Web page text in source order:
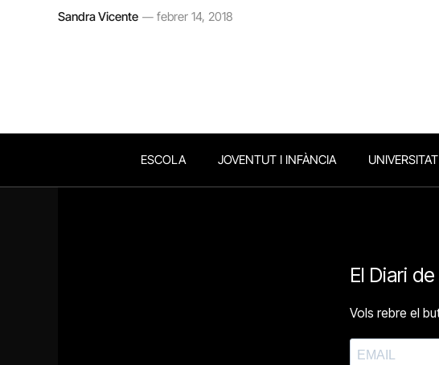
Sandra Vicente febrer 14, 2018
ESCOLA JOVENTUT I INFÀNCIA UNIVERSITAT